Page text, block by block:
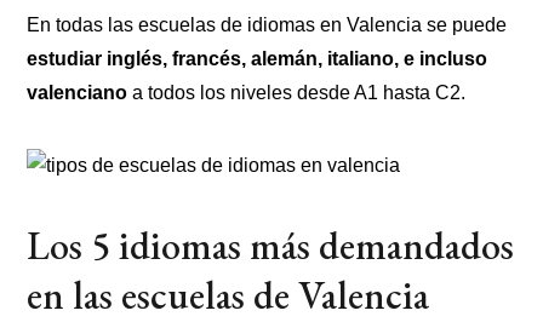
En todas las escuelas de idiomas en Valencia se puede
estudiar inglés, francés, alemán, italiano, e incluso
valenciano a todos los niveles desde A1 hasta C2.
Los 5 idiomas más demandados
en las escuelas de Valencia